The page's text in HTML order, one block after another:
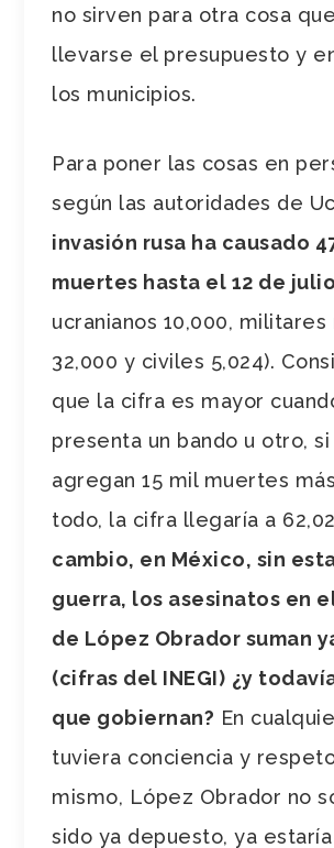
no sirven para otra cosa
llevarse el presupuesto y
los municipios.
Para poner las cosas en
según las autoridades de
invasión rusa ha causado
muertes hasta el 12 de julio
ucranianos 10,000, militares
32,000 y civiles 5,024).
que la cifra es mayor
presenta un bando u otro, si
agregan 15 mil muertes
todo, la cifra llegaría a
cambio, en México, sin
guerra, los asesinatos en
de López Obrador suman
(cifras del INEGI) ¿y
que gobiernan? En
tuviera conciencia y
mismo, López Obrador no
sido ya depuesto, ya